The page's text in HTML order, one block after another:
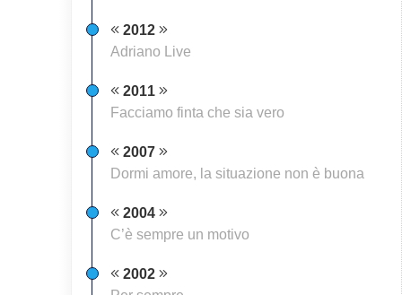
2012
Adriano Live
2011
Facciamo finta che sia vero
2007
Dormi amore, la situazione non è buona
2004
C’è sempre un motivo
2002